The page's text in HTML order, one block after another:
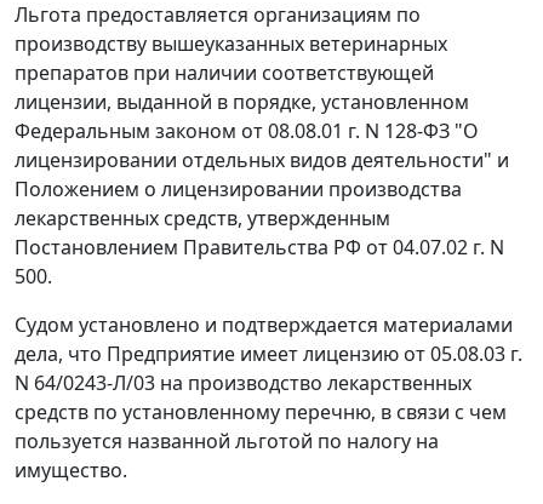
Льгота предоставляется организациям по
производству вышеуказанных ветеринарных
препаратов при наличии соответствующей
лицензии, выданной в порядке, установленном
Федеральным законом от 08.08.01 г. N 128-ФЗ "О
лицензировании отдельных видов деятельности" и
Положением о лицензировании производства
лекарственных средств, утвержденным
Постановлением Правительства РФ от 04.07.02 г. N
500.
Судом установлено и подтверждается материалами
дела, что Предприятие имеет лицензию от 05.08.03 г.
N 64/0243-Л/03 на производство лекарственных
средств по установленному перечню, в связи с чем
пользуется названной льготой по налогу на
имущество.